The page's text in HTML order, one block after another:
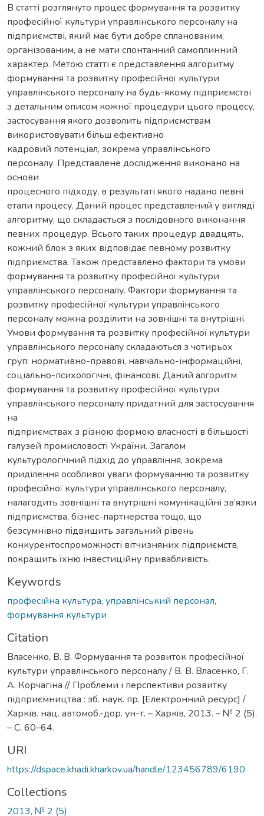
В статті розглянуто процес формування та розвитку
професійної культури управлінського персоналу на
підприємстві, який має бути добре спланованим,
організованим, а не мати спонтанний самоплинний
характер. Метою статті є представлення алгоритму
формування та розвитку професійної культури
управлінського персоналу на будь-якому підприємстві
з детальним описом кожної процедури цього процесу,
застосування якого дозволить підприємствам
використовувати більш ефективно
кадровий потенціал, зокрема управлінського
персоналу. Представлене дослідження виконано на
основи
процесного підходу, в результаті якого надано певні
етапи процесу. Даний процес представлений у вигляді
алгоритму, що складається з послідовного виконання
певних процедур. Всього таких процедур двадцять,
кожний блок з яких відповідає певному розвитку
підприємства. Також представлено фактори та умови
формування та розвитку професійної культури
управлінського персоналу. Фактори формування та
розвитку професійної культури управлінського
персоналу можна розділити на зовнішні та внутрішні.
Умови формування та розвитку професійної культури
управлінського персоналу складаються з чотирьох
груп: нормативно-правові, навчально-інформаційні,
соціально-психологічні, фінансові. Даний алгоритм
формування та розвитку професійної культури
управлінського персоналу придатний для застосування
на
підприємствах з різною формою власності в більшості
галузей промисловості України. Загалом
культурологічний підхід до управління, зокрема
приділення особливої уваги формуванню та розвитку
професійної культури управлінського персоналу,
налагодить зовнішні та внутрішні комунікаційні зв’язки
підприємства, бізнес-партнерства тощо, що
безсумнівно підвищить загальний рівень
конкурентоспроможності вітчизняних підприємств,
покращить їхню інвестиційну привабливість.
Keywords
професійна культура, управлінський персонал,
формування культури
Citation
Власенко, В. В. Формування та розвиток професійної
культури управлінського персоналу / В. В. Власенко, Г.
А. Корчагіна // Проблеми і перспективи розвитку
підприємництва : зб. наук. пр. [Електронний ресурс] /
Харків. нац. автомоб.-дор. ун-т. – Харкiв, 2013. – № 2 (5).
– С. 60–64.
URI
https://dspace.khadi.kharkov.ua/handle/123456789/6190
Collections
2013, № 2 (5)